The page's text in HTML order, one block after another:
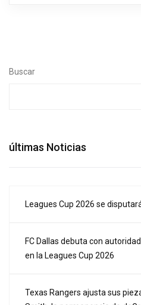
Buscar
últimas Noticias
Leagues Cup 2026 se
FC Dallas debuta con
en la Leagues Cup 2026
Texas Rangers ajusta sus